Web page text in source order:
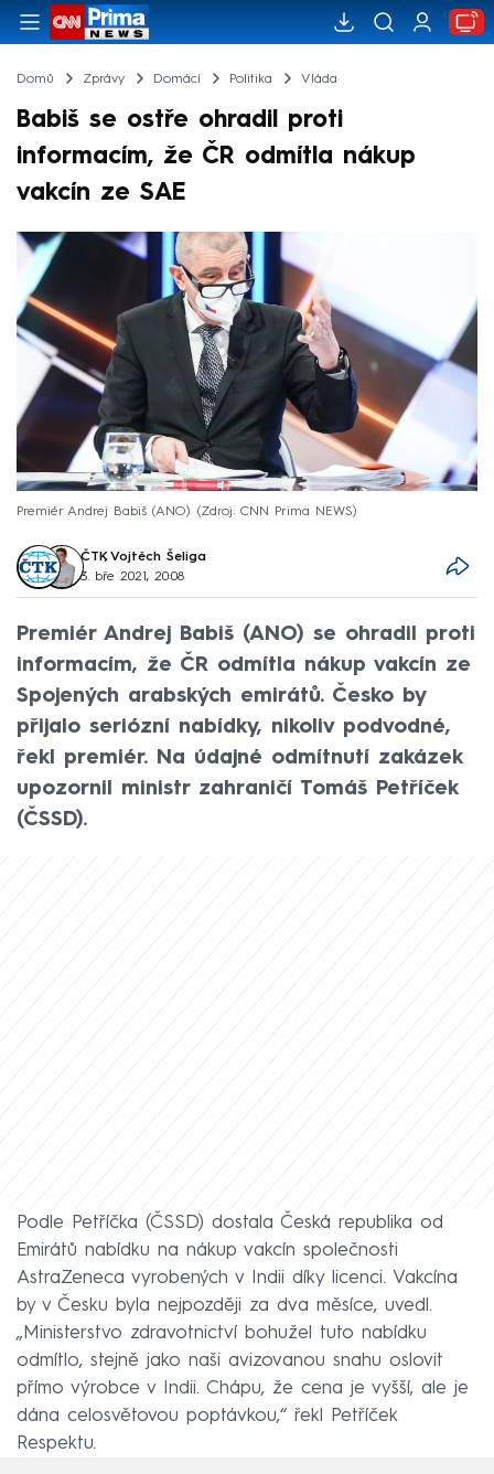
Domů Zprávy Domácí Politika Vláda
Babiš se ostře ohradil proti
informacím, že ČR odmítla nákup
vakcín ze SAE
Premiér Andrej Babiš (ANO) Zdroj: CNN Prima NEWS
ČTK, Vojtěch Šeliga
3. bře 2021, 20:08
Premiér Andrej Babiš (ANO) se ohradil proti
informacím, že ČR odmítla nákup vakcín ze
Spojených arabských emirátů. Česko by
přijalo seriózní nabídky, nikoliv podvodné,
řekl premiér. Na údajné odmítnutí zakázek
upozornil ministr zahraničí Tomáš Petříček
(ČSSD).
Podle Petříčka (ČSSD) dostala Česká republika od
Emirátů nabídku na nákup vakcín společnosti
AstraZeneca vyrobených v Indii díky licenci. Vakcína
by v Česku byla nejpozději za dva měsíce, uvedl.
„Ministerstvo zdravotnictví bohužel tuto nabídku
odmítlo, stejně jako naši avizovanou snahu oslovit
přímo výrobce v Indii. Chápu, že cena je vyšší, ale je
dána celosvětovou poptávkou,“ řekl Petříček
Respektu.